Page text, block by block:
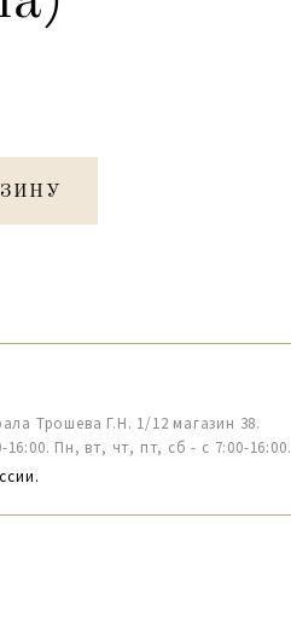
Трошева Г.Н. 1/12 магазин 38.
16:00. Пн, вт, чт, пт, сб - с 7:00-16:00.